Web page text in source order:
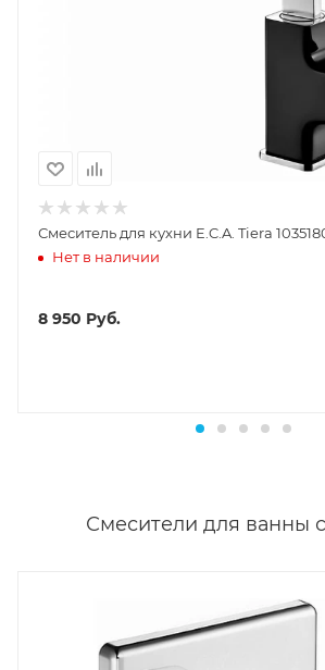
Смеситель для кухни E.C.A. Tiera
Нет в наличии
8 950 Руб.
Смесители для ванны